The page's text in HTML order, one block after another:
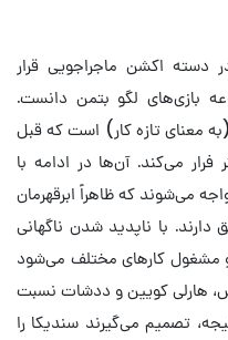
دسته اکشن ماجراجویی قرار
بازی‌های لگو بتمن دانست.
معنای تازه کار) است که قبل
می‌کند. آن‌ها در ادامه با
می‌شوند که ظاهراً ابرقهرمان
با ناپدید شدن ناگهانی
مشغول کارهای مختلف می‌شود
هارلی کویین و ددشات نسبت
تصمیم می‌گیرند سندیکا را